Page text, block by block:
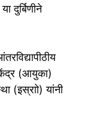
दुर्बिणीने
(आयुका)
(इस्राो) यांनी